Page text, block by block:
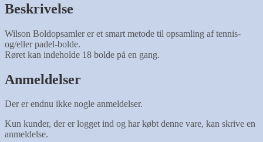
Beskrivelse
Wilson Boldopsamler er et smart metode til opsamling af tennis-
og/eller padel-bolde.
Røret kan indeholde 18 bolde på en gang.
Anmeldelser
Der er endnu ikke nogle anmeldelser.
Kun kunder, der er logget ind og har købt denne vare, kan skrive en
anmeldelse.